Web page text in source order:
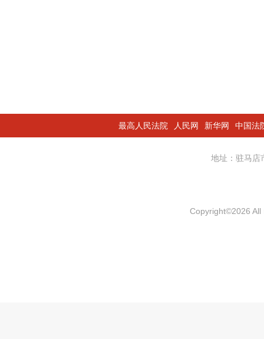
最高人民法院 人民网 新华网 中国法
地址：驻马
Copyright©2026